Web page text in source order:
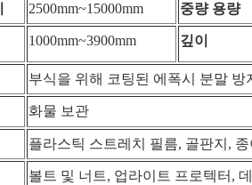
2500mm~15000mm 중량 용량
1000mm~3900mm 깊이
부식을 위해 코팅된 에폭시 분말 방
화물 보관
플라스틱 스트레치 필름, 골판지,
볼트 및 너트, 업라이트 프로텍터,